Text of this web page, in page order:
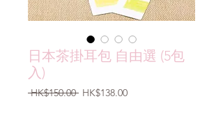
日本茶掛耳包 自由選 (5包
入)
HK$150.00 Regular
HK$138.00Sale